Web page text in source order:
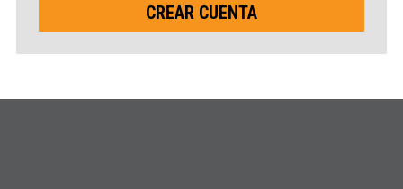
CREAR CUENTA